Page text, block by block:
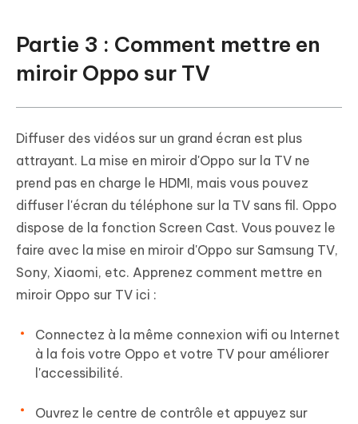
Partie 3 : Comment mettre en
miroir Oppo sur TV
Diffuser des vidéos sur un grand écran est plus
attrayant. La mise en miroir d'Oppo sur la TV ne
prend pas en charge le HDMI, mais vous pouvez
diffuser l'écran du téléphone sur la TV sans fil. Oppo
dispose de la fonction Screen Cast. Vous pouvez le
faire avec la mise en miroir d'Oppo sur Samsung TV,
Sony, Xiaomi, etc. Apprenez comment mettre en
miroir Oppo sur TV ici :
Connectez à la même connexion wifi ou Internet
à la fois votre Oppo et votre TV pour améliorer
l'accessibilité.
Ouvrez le centre de contrôle et appuyez sur